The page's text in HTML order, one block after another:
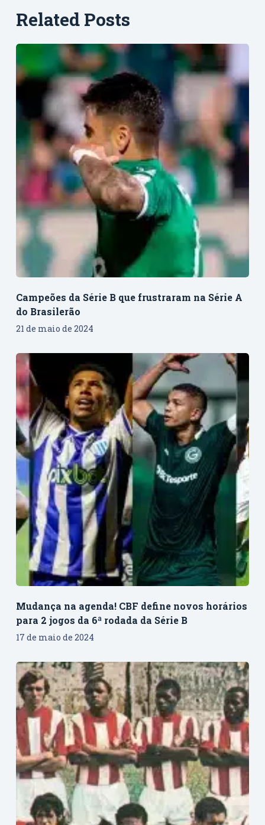
Related Posts
Campeões da Série B que frustraram na Série A
do Brasilerão
21 de maio de 2024
Mudança na agenda! CBF define novos horários
para 2 jogos da 6ª rodada da Série B
17 de maio de 2024